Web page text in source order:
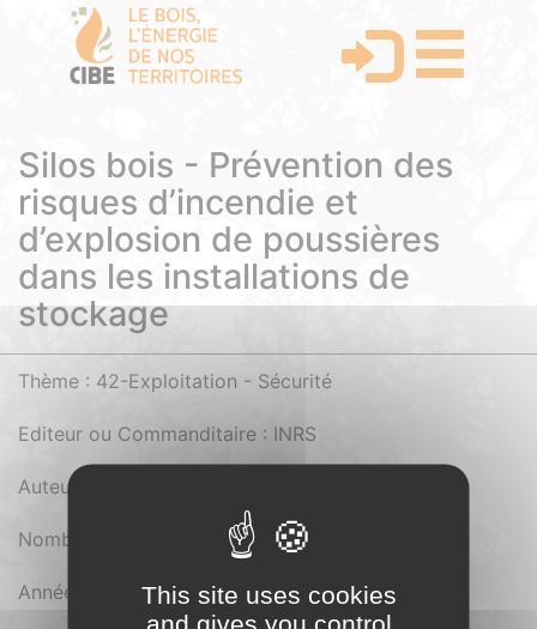
Silos bois - Prévention des
risques d’incendie et
d’explosion de poussières
dans les installations de
stockage
Thème : 42-Exploitation - Sécurité
Editeur ou Commanditaire : INRS
Auteur : INRS
Nombre de pages : 31
Année d'édition : 2000This site uses cookies
and gives you control